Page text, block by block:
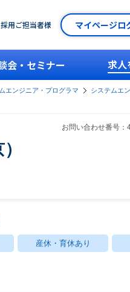
採用ご担当者様 マイページロ
会・セミナー 求人
エンジニア・プログラマ
システムエ
お問い合わせ番号
産休・育休あり